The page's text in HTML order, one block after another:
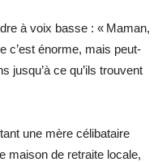
à voix basse : « Maman,
c’est énorme, mais peut-
jusqu’à ce qu’ils trouvent
une mère célibataire
maison de retraite locale,